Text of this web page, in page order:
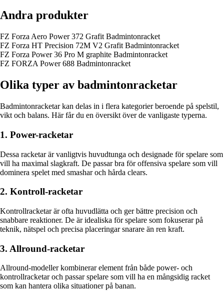
Andra produkter
FZ Forza Aero Power 372 Grafit Badmintonracket
FZ Forza HT Precision 72M V2 Grafit Badmintonracket
FZ Forza Power 36 Pro M graphite Badmintonracket
FZ FORZA Power 688 Badmintonracket
Olika typer av badmintonracketar
Badmintonracketar kan delas in i flera kategorier beroende på spelstil,
vikt och balans. Här får du en översikt över de vanligaste typerna.
1. Power-racketar
Dessa racketar är vanligtvis huvudtunga och designade för spelare som
vill ha maximal slagkraft. De passar bra för offensiva spelare som vill
dominera spelet med smashar och hårda clears.
2. Kontroll-racketar
Kontrollracketar är ofta huvudlätta och ger bättre precision och
snabbare reaktioner. De är idealiska för spelare som fokuserar på
teknik, nätspel och precisa placeringar snarare än ren kraft.
3. Allround-racketar
Allround-modeller kombinerar element från både power- och
kontrollracketar och passar spelare som vill ha en mångsidig racket
som kan hantera olika situationer på banan.